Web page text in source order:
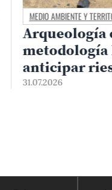
CAMPUS Y COMUNIDAD
Matrícula
30.07.2026